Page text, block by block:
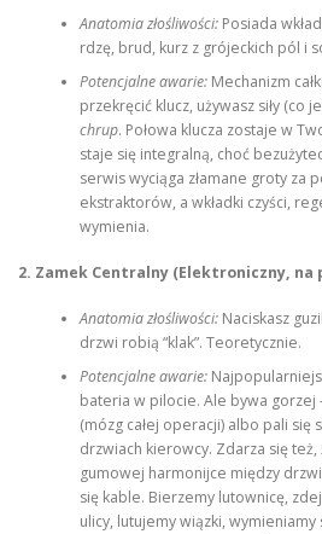
Anatomia złośliwości:Posiada
rdzę, brud, kurz z grójeckich pól i
Potencjalne awarie:Mechanizm
przekręcić klucz, używasz siły (co
chrup. Połowa klucza zostaje w
staje się integralną, choć
serwis wyciąga złamane groty za
ekstraktorów, a wkładki czyści,
wymienia.
2. Zamek Centralny (Elektroniczny, na
Anatomia złośliwości:Naciskasz
drzwi robią “klak”. Teoretycznie.
Potencjalne awarie:
bateria w pilocie. Ale bywa gorzej
(mózg całej operacji) albo pali się
drzwiach kierowcy. Zdarza się
gumowej harmonijce między
się kable. Bierzemy lutownicę,
ulicy, lutujemy wiązki,